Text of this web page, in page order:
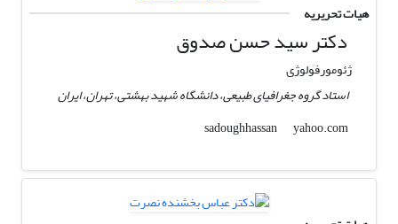
هیات تحریریه
دکتر سید حسن صدوق
ژئومورفولوژی
استاد گروه جغرافیای طبیعی، دانشگاه شهید بهشتی، تهران، ایران
sadoughhassan
yahoo.com